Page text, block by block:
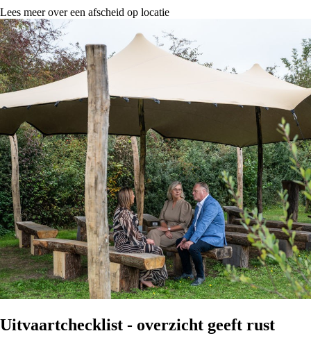
Lees meer over een afscheid op locatie
Uitvaartchecklist - overzicht geeft rust